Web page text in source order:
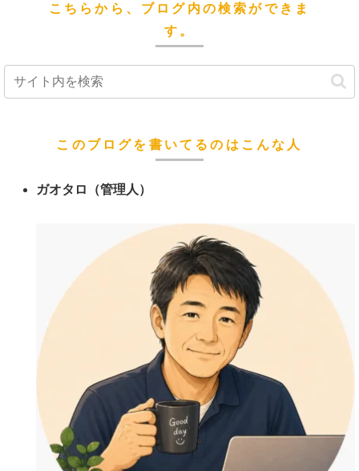
こちらから、ブログ内の検索ができま
す。
このブログを書いてるのはこんな人
ガオタロ（管理人）